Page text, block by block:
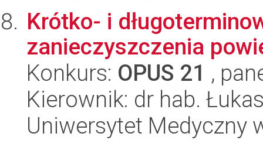
Krótko- i
zanieczyszczenia
Konkurs: OPUS 21 ,
Kierownik: dr hab.
Uniwersytet Medyczny